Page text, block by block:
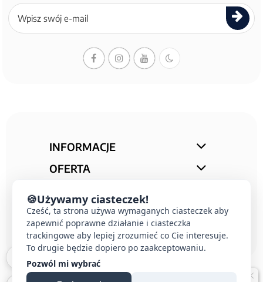
Zapisz
się
newslettera
INFORMACJE
OFERTA
KONTAKT
🍪Używamy ciasteczek!
Cześć, ta strona używa wymaganych ciasteczek aby
zapewnić poprawne działanie i ciasteczka
trackingowe aby lepiej zrozumieć co Cie interesuje.
To drugie będzie dopiero po zaakceptowaniu.
Pozwól mi wybrać